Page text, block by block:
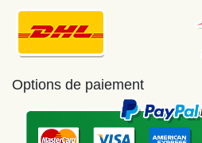
Options de paiement